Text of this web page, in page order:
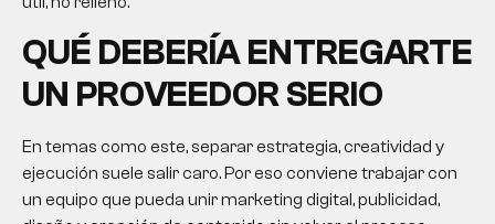
QUÉ DEBERÍA ENTREGARTE
UN PROVEEDOR SERIO
En temas como este, separar estrategia, creatividad y
ejecución suele salir caro. Por eso conviene trabajar con
un equipo que pueda unir marketing digital, publicidad,